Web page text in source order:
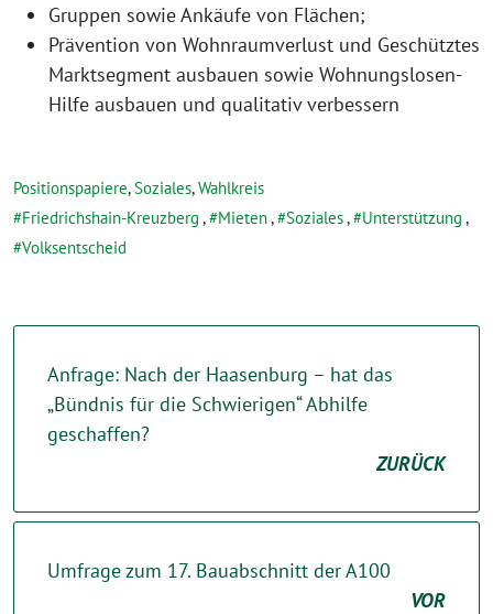
Gruppen sowie Ankäufe von Flächen;
Prävention von Wohnraumverlust und Geschütztes
Marktsegment ausbauen sowie Wohnungslosen-
Hilfe ausbauen und qualitativ verbessern
Positionspapiere,Soziales,Wahlkreis
Friedrichshain-Kreuzberg , Mieten, Soziales, Unterstützung ,
Volksentscheid
Anfrage: Nach der Haasenburg – hat das
„Bündnis für die Schwierigen“ Abhilfe
geschaffen?
ZURÜCK
Umfrage zum 17. Bauabschnitt der A100
VOR